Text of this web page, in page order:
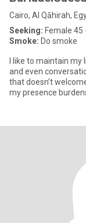
Cairo, Al Qāhirah,
Seeking: Female 45
Smoke: Do smoke
I like to maintain my lightness in everything, places, relationships ,
and even
that doesn’t